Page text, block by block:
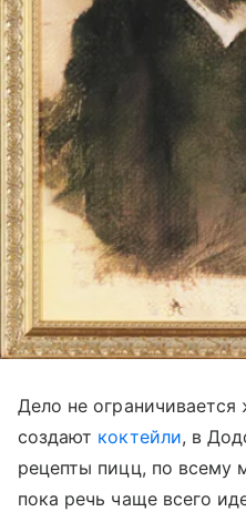
Дело не
создают коктейли, в
рецепты пицц, по всему
пока речь чаще всего